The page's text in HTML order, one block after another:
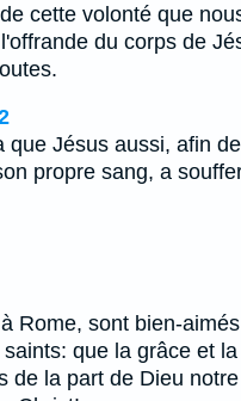
cette volonté que
du corps de
que Jésus aussi, afin
propre sang, a
Rome, sont bien-
que la grâce et
de la part de Dieu